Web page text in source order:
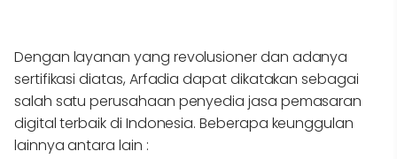
Dengan layanan yang revolusioner dan adanya
sertifikasi diatas, Arfadia dapat dikatakan sebagai
salah satu perusahaan penyedia jasa pemasaran
digital terbaik di Indonesia. Beberapa keunggulan
lainnya antara lain :